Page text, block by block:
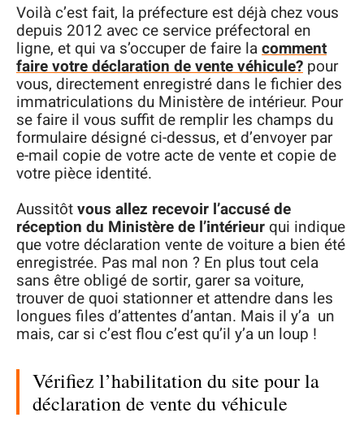
Voilà c’est fait, la préfecture est déjà chez vous
depuis 2012 avec ce service préfectoral en
ligne, et qui va s’occuper de faire lacomment
faire votre déclaration de vente véhicule? pour
vous, directement enregistré dans le fichier des
immatriculations du Ministère de intérieur. Pour
se faire il vous suffit de remplir les champs du
formulaire désigné ci-dessus, et d’envoyer par
e-mail copie de votre acte de vente et copie de
votre pièce identité.
Aussitôtvous allez recevoir l’accusé de
réception du Ministère de l’intérieur qui indique
que votre déclaration vente de voiture a bien été
enregistrée. Pas mal non ? En plus tout cela
sans être obligé de sortir, garer sa voiture,
trouver de quoi stationner et attendre dans les
longues files d’attentes d’antan. Mais il y’a un
mais, car si c’est flou c’est qu’il y’a un loup !
Vérifiez l’habilitation du site pour la
déclaration de vente du véhicule